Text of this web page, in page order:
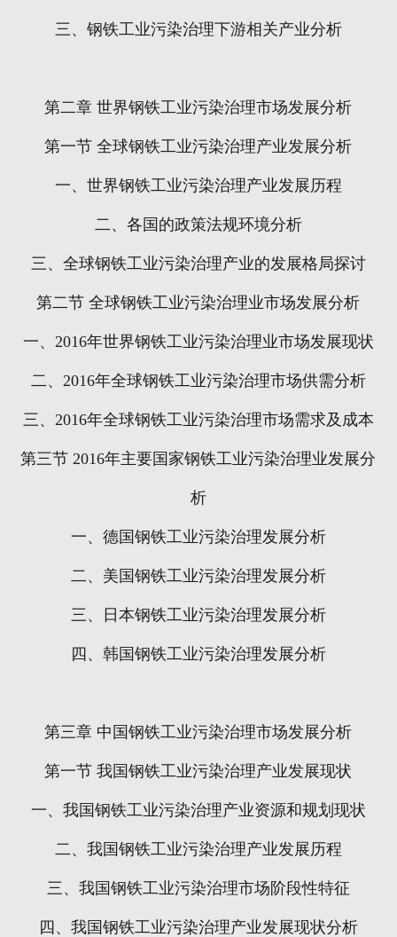
三、钢铁工业污染治理下游相关产业分析
第二章 世界钢铁工业污染治理市场发展分析
第一节 全球钢铁工业污染治理产业发展分析
一、世界钢铁工业污染治理产业发展历程
二、各国的政策法规环境分析
三、全球钢铁工业污染治理产业的发展格局探讨
第二节 全球钢铁工业污染治理业市场发展分析
一、 2016年世界钢铁工业污染治理业市场发展现状
二、 2016年全球钢铁工业污染治理市场供需分析
三、 2016年全球钢铁工业污染治理市场需求及成本
第三节 2016年主要国家钢铁工业污染治理业发展分
析
一、德国钢铁工业污染治理发展分析
二、美国钢铁工业污染治理发展分析
三、日本钢铁工业污染治理发展分析
四、韩国钢铁工业污染治理发展分析
第三章 中国钢铁工业污染治理市场发展分析
第一节 我国钢铁工业污染治理产业发展现状
一、我国钢铁工业污染治理产业资源和规划现状
二、我国钢铁工业污染治理产业发展历程
三、我国钢铁工业污染治理市场阶段性特征
四、我国钢铁工业污染治理产业发展现状分析